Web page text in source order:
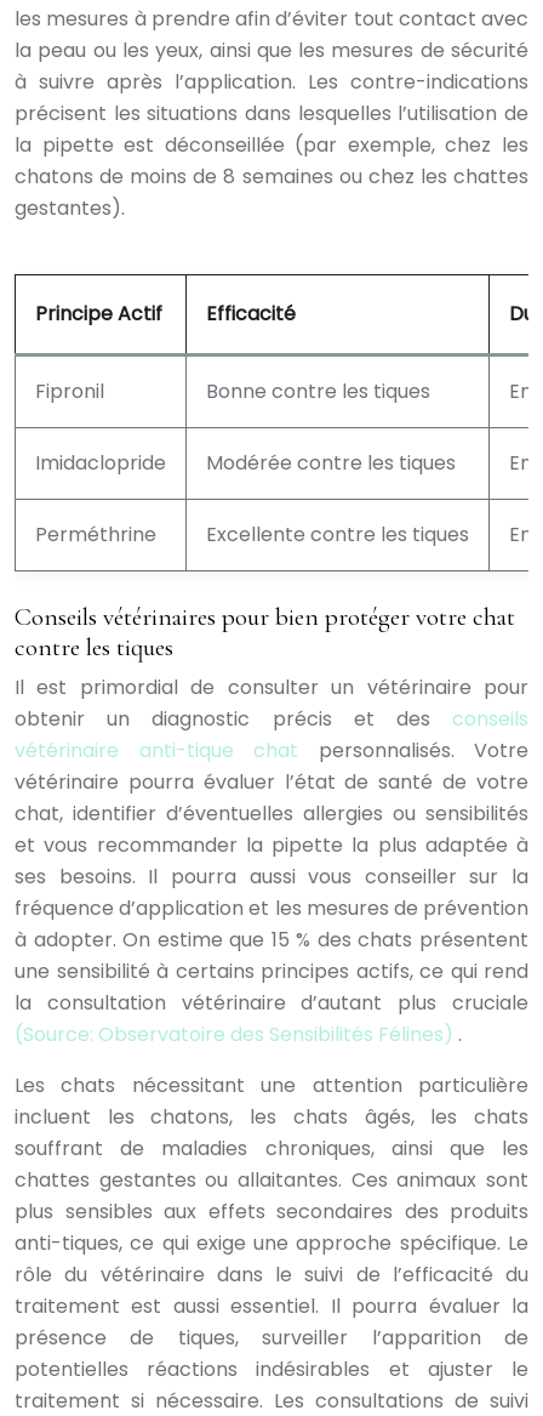
les mesures à prendre afin d’éviter tout contact avec
la peau ou les yeux, ainsi que les mesures de sécurité
à suivre après l’application. Les contre-indications
précisent les situations dans lesquelles l’utilisation de
la pipette est déconseillée (par exemple, chez les
chatons de moins de 8 semaines ou chez les chattes
gestantes).
Principe Actif Efficacité
Fipronil Bonne contre les tiques
Imidaclopride Modérée contre les tiques
Perméthrine Excellente contre les tiques
Conseils vétérinaires pour bien protéger votre chat
contre les tiques
Il est primordial de consulter un vétérinaire pour
obtenir un diagnostic précis et des conseils
vétérinaire anti-tique chat personnalisés. Votre
vétérinaire pourra évaluer l’état de santé de votre
chat, identifier d’éventuelles allergies ou sensibilités
et vous recommander la pipette la plus adaptée à
ses besoins. Il pourra aussi vous conseiller sur la
fréquence d’application et les mesures de prévention
à adopter. On estime que 15 % des chats présentent
une sensibilité à certains principes actifs, ce qui rend
la consultation vétérinaire d’autant plus cruciale
(Source: Observatoire des Sensibilités Félines) .
Les chats nécessitant une attention particulière
incluent les chatons, les chats âgés, les chats
souffrant de maladies chroniques, ainsi que les
chattes gestantes ou allaitantes. Ces animaux sont
plus sensibles aux effets secondaires des produits
anti-tiques, ce qui exige une approche spécifique. Le
rôle du vétérinaire dans le suivi de l’efficacité du
traitement est aussi essentiel. Il pourra évaluer la
présence de tiques, surveiller l’apparition de
potentielles réactions indésirables et ajuster le
traitement si nécessaire. Les consultations de suivi